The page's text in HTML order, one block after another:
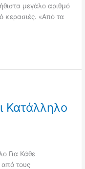
μεγάλο αριθμό
κερασιές. «Από τα
Κατάλληλο
Για Κάθε
από τους